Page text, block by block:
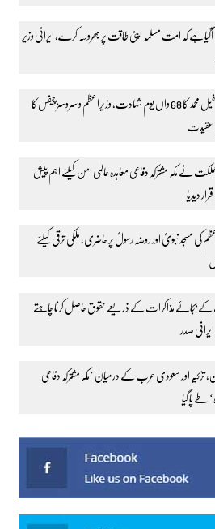
ہے کہ امت مسلمہ اپنی طاقت پر بھروسہ کرے، ایرانی وزیر
میجر طفیل محمد کا 68 واں یوم شہادت، وزیراعظم و سروسز چیفس کا
نے مکہ مشترکہ دفاعی معاہدہ عالمی امن کیلئے اہم پیش
دیدیا
کی مسجد نبویؐ اور روضہ رسولؐ پر حاضری، ملکی ترقی کیلئے
بجائے مذاکرات کے ذریعے حقوق حاصل کرنا چاہتے
صدر
ترکیہ اور سعودی عرب کے درمیان ’مکہ مشترکہ دفاعی
طے پا گیا